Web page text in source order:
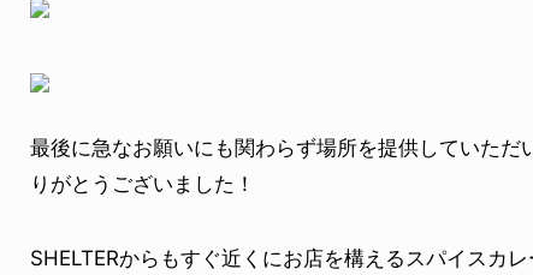
最後に急なお願いにも関わらず場所を提供していただ
りがとうございました！
SHELTERからもすぐ近くにお店を構えるスパイスカ